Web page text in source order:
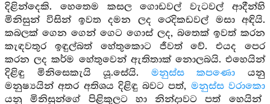
දිළින්දෙකි. හෙතෙම කසල ගොඩවල් වැටවල් ආදීන්හි
මිනිසුන් විසින් ඉවත දමන ලද රෙදිකඩවල් මසා අඳියි.
කබලක් ගෙන ගෙන් ගෙට ගොස් ලද, බතෙක් ඉවත් කරන
කැඳවතුර ඉඳුල්බත් හේතුකොට ජීවත් වේ. එයද පෙර
කරන ලද කර්ම හේතුවෙන් ඇතිතාක් නොලබයි. එහෙයින්
දිළිඳු මිනිසෙකැයි යූ.සේයි. මනුස්ස කපණො යනු
මනුෂ්‍යයින් අතර අතිශය දිළිඳු බවට පත්, මනුස්ස වරාකො
යනු මිනිසුන්ගේ පිළිකුලට හා නින්දාවට පත් හෙයින්